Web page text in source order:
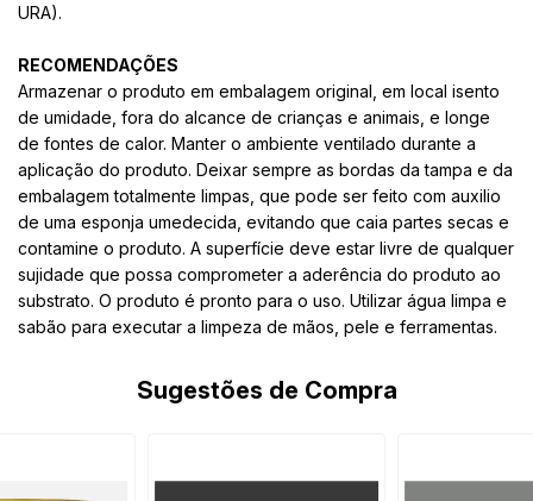
URA).
RECOMENDAÇÕES
Armazenar o produto em embalagem original, em local isento
de umidade, fora do alcance de crianças e animais, e longe
de fontes de calor. Manter o ambiente ventilado durante a
aplicação do produto. Deixar sempre as bordas da tampa e da
embalagem totalmente limpas, que pode ser feito com auxilio
de uma esponja umedecida, evitando que caia partes secas e
contamine o produto. A superfície deve estar livre de qualquer
sujidade que possa comprometer a aderência do produto ao
substrato. O produto é pronto para o uso. Utilizar água limpa e
sabão para executar a limpeza de mãos, pele e ferramentas.
Sugestões de Compra